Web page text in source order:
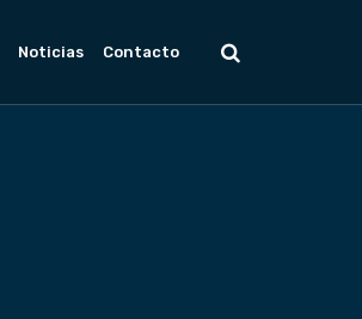
Noticias Contacto